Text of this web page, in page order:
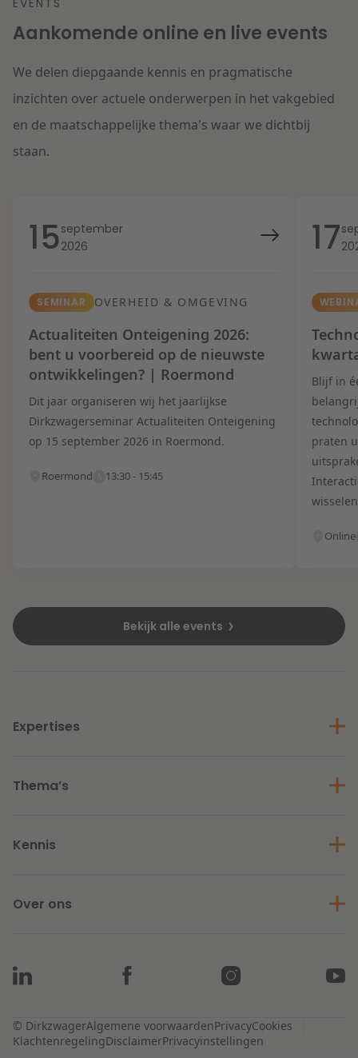
Aankomende online en live events
We delen diepgaande kennis en pragmatische
inzichten over actuele onderwerpen in het vakgebied
en de maatschappelijke thema's waar we dichtbij
staan.
15september
2026
SEMINAR OVERHEID & OMGEVING
Actualiteiten Onteigening 2026:
bent u voorbereid op de nieuwste
ontwikkelingen? | Roermond
Dit jaar organiseren wij het jaarlijkse
Dirkzwagerseminar Actualiteiten Onteigening
op 15 september 2026 in Roermond.
Roermond 13:30 - 15:45
17
Blijf in
praten
Online
Bekijk alle events
Expertises
Thema’s
Kennis
Over ons
© DirkzwagerAlgemene voorwaardenPrivacyCookies
KlachtenregelingDisclaimerPrivacyinstellingen